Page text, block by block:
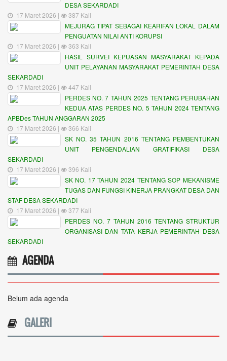
DESA SEKARDADI
17 Maret 2026 |
387 Kali
MEJURAG TIPAT SEBAGAI KEARIFAN LOKAL DALAM
PENGUATAN NILAI ANTI KORUPSI
17 Maret 2026 |
363 Kali
HASIL SURVEI KEPUASAN MASYARAKAT KEPADA
UNIT PELAYANAN MASYARAKAT PEMERINTAH DESA
SEKARDADI
17 Maret 2026 |
447 Kali
PERDES NO. 7 TAHUN 2025 TENTANG PERUBAHAN
KEDUA ATAS PERDES NO. 5 TAHUN 2024 TENTANG
APBDes TAHUN ANGGARAN 2025
17 Maret 2026 |
366 Kali
SK NO. 35 TAHUN 2016 TENTANG PEMBENTUKAN
UNIT PENGENDALIAN GRATIFIKASI DESA
SEKARDADI
17 Maret 2026 |
396 Kali
SK NO. 17 TAHUN 2024 TENTANG SOP MEKANISME
TUGAS DAN FUNGSI KINERJA PRANGKAT DESA DAN
STAF DESA SEKARDADI
17 Maret 2026 |
377 Kali
PERDES NO. 7 TAHUN 2016 TENTANG STRUKTUR
ORGANISASI DAN TATA KERJA PEMERINTAH DESA
SEKARDADI
AGENDA
Belum ada agenda
GALERI